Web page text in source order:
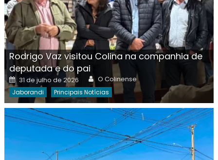
Rodrigo Vaz visitou Colina na companhia de
deputada e do pai
Posted
on
31 de julho de 2026 Author
O Colinense
Jaborandi Principais Notícias